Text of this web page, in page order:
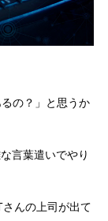
の？」と思うか
言葉遣いでやり
んの上司が出て